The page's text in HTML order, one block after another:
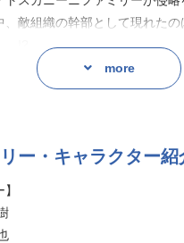
、敵組織の幹部として現れた
ンテを取り戻す…!」
懸けの恋、第2巻がドラマCD化!
more
ー・キャラクター紹